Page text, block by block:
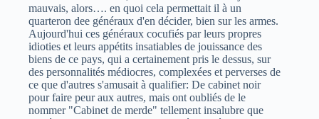
mauvais, alors…. en quoi cela permettait il à un
quarteron dee généraux d'en décider, bien sur les armes.
Aujourd'hui ces généraux cocufiés par leurs propres
idioties et leurs appétits insatiables de jouissance des
biens de ce pays, qui a certainement pris le dessus, sur
des personnalités médiocres, complexées et perverses de
ce que d'autres s'amusait à qualifier: De cabinet noir
pour faire peur aux autres, mais ont oubliés de le
nommer "Cabinet de merde" tellement insalubre que